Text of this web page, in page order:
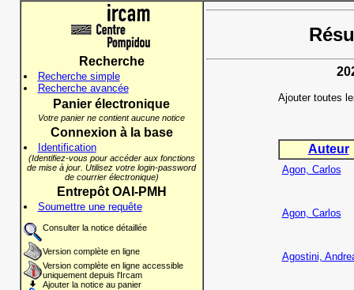
Recherche
Recherche simple
Recherche avancée
Panier électronique
Votre panier ne contient aucune notice
Connexion à la base
Identification
(Identifiez-vous pour accéder aux fonctions
de mise à jour. Utilisez votre login-password
de courrier électronique)
Entrepôt OAI-PMH
Soumettre une requête
Consulter la notice détaillée
Version complète en ligne
Version complète en ligne accessible
uniquement depuis l'Ircam
Ajouter la notice au panier
Ajouter toutes
Auteur
Agon, Carlos
Agon, Carlos
Agostini,